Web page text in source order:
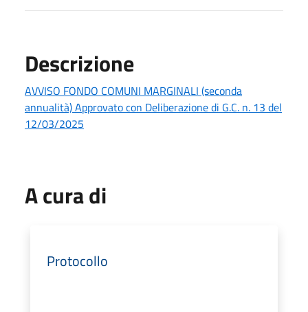
Descrizione
AVVISO FONDO COMUNI MARGINALI (seconda
annualità) Approvato con Deliberazione di G.C. n. 13 del
12/03/2025
A cura di
Protocollo